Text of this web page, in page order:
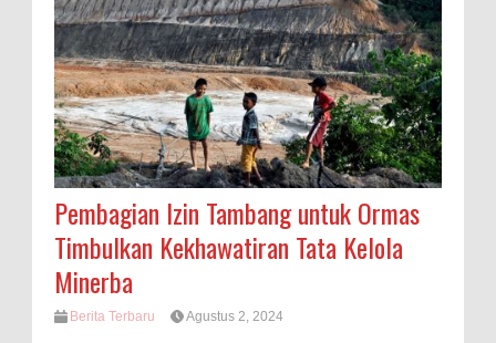
Pembagian Izin Tambang untuk Ormas
Timbulkan Kekhawatiran Tata Kelola
Minerba
Berita Terbaru Agustus 2, 2024